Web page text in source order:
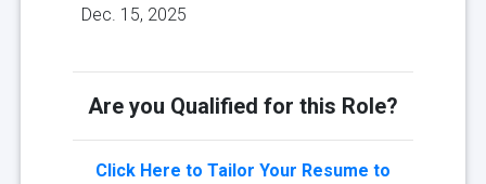
Dec. 15, 2025
Are you Qualified for this Role?
Click Here to Tailor Your Resume to